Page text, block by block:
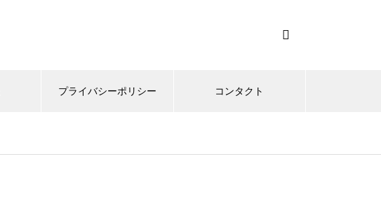
プライバシーポリシー コンタクト